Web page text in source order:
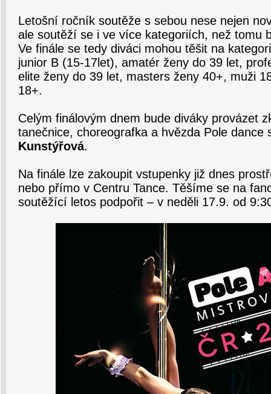
Letošní ročník soutěže s sebou nese nejen
ale soutěží se i ve více kategoriích, než tomu
Ve finále se tedy diváci mohou těšit na
junior B (15-17let), amatér ženy do 39 let,
elite ženy do 39 let, masters ženy 40+, muži
18+.
Celým finálovým dnem bude diváky provázet
tanečnice, choreografka a hvězda Pole dance
Kunstýřová.
Na finále lze zakoupit vstupenky již dnes
nebo přímo v Centru Tance. Těšíme se na
soutěžící letos podpořit – v neděli 17.9. od